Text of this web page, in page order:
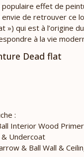
populaire effet de
de retrouver ce
») qui est à l’origine
à la vie
Dead flat
:
Interior Wood
Undercoat
& Ball Wall &